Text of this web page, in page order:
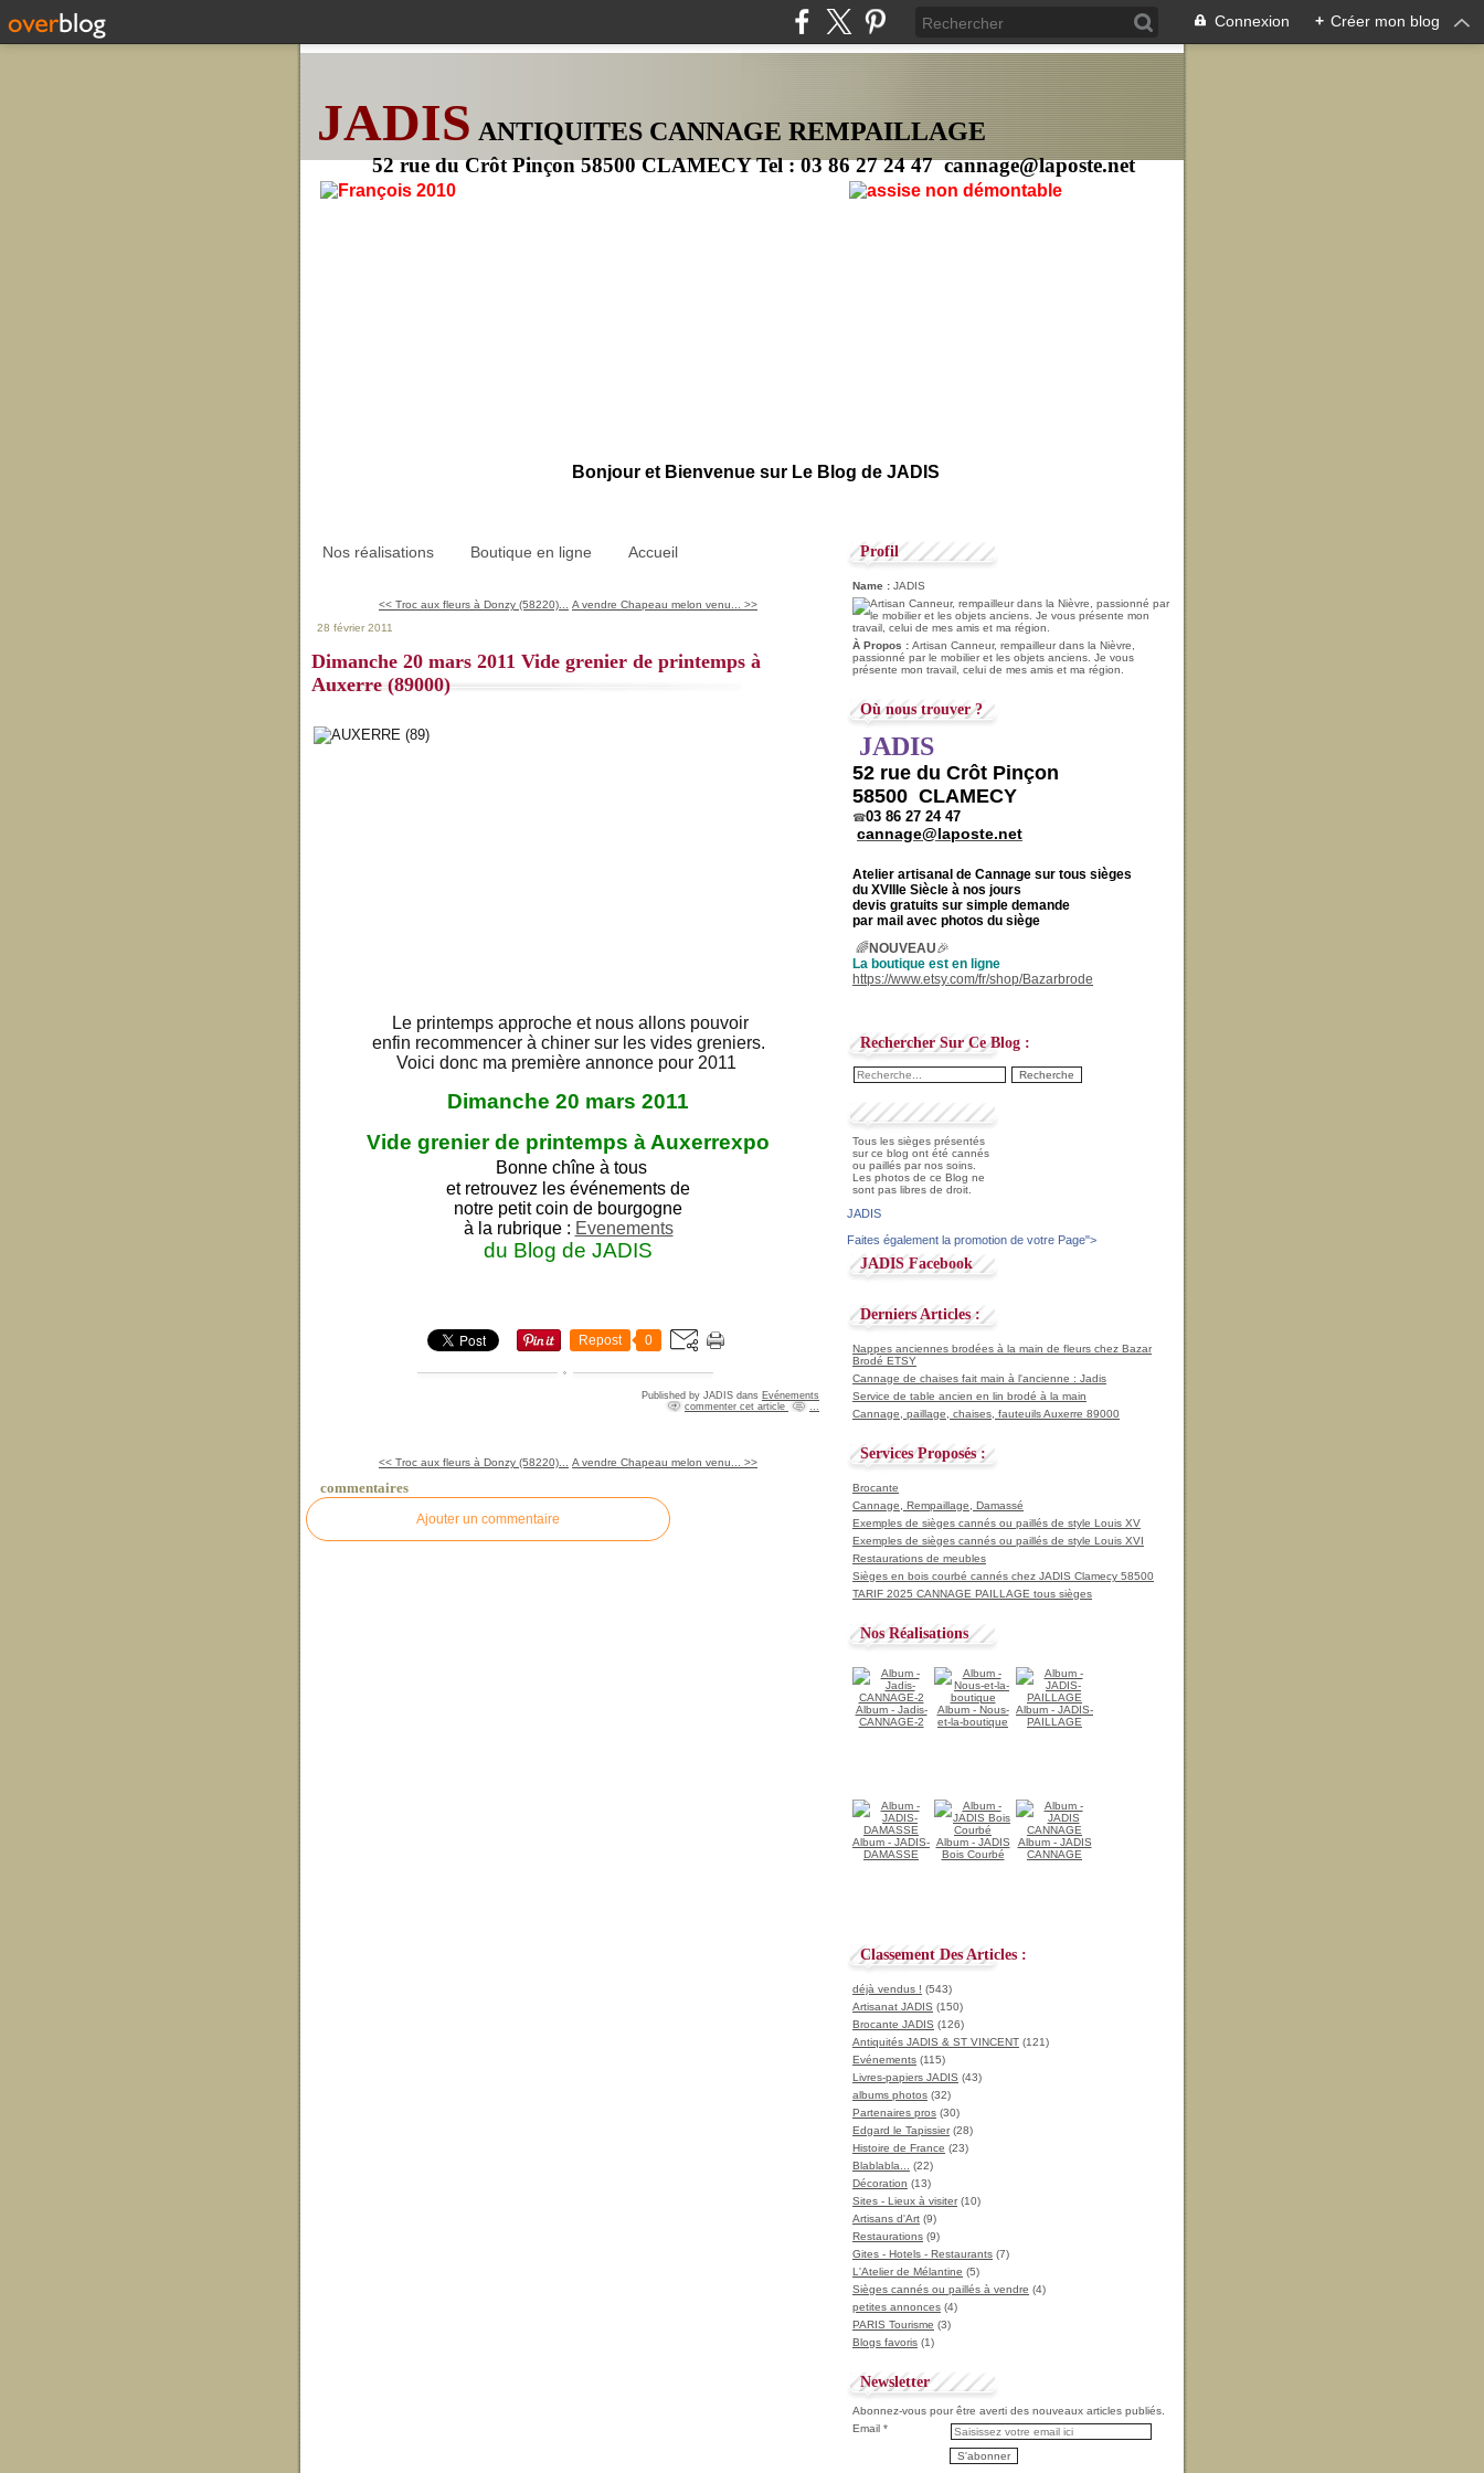
Connexion + Créer mon blog
JADIS ANTIQUITES CANNAGE REMPAILLAGE
52 rue du Crôt Pinçon 58500 CLAMECY Tel : 03 86 27 24 47 cannage@laposte.net
Bonjour et Bienvenue sur Le Blog de JADIS
Nos réalisations Boutique en ligne Accueil
<< Troc aux fleurs à Donzy (58220)...
A vendre Chapeau melon venu... >>
28 février 2011
Dimanche 20 mars 2011 Vide grenier de printemps à
Auxerre (89000)
Le printemps approche et nous allons pouvoir
enfin recommencer à chiner sur les vides greniers.
Voici donc ma première annonce pour 2011
Dimanche 20 mars 2011
Vide grenier de printemps à Auxerrexpo
Bonne chîne à tous
et retrouvez les événements de
notre petit coin de bourgogne
à la rubrique : Evenements
du Blog de JADIS
Repost 0
Published by JADIS dans Evénements
commenter cet article
<< Troc aux fleurs à Donzy (58220)... A vendre Chapeau melon venu... >>
commentaires
Ajouter un commentaire
Profil
Name : JADIS
À Propos : Artisan Canneur, rempailleur dans la Nièvre,
passionné par le mobilier et les objets anciens. Je vous
présente mon travail, celui de mes amis et ma région.
Où nous trouver ?
JADIS
52 rue du Crôt Pinçon
58500 CLAMECY
☎03 86 27 24 47
cannage@laposte.net
Atelier artisanal de Cannage sur tous sièges
du XVIIIe Siècle à nos jours
devis gratuits sur simple demande
par mail avec photos du siège
🌈NOUVEAU🎉
La boutique est en ligne
https://www.etsy.com/fr/shop/Bazarbrode
Rechercher Sur Ce Blog :
Tous les sièges présentés
sur ce blog ont été cannés
ou paillés par nos soins.
Les photos de ce Blog ne
sont pas libres de droit.
JADIS
Faites également la promotion de votre Page">
JADIS Facebook
Derniers Articles :
Nappes anciennes brodées à la main de fleurs chez Bazar
Brodé ETSY
Cannage de chaises fait main à l'ancienne : Jadis
Service de table ancien en lin brodé à la main
Cannage, paillage, chaises, fauteuils Auxerre 89000
Services Proposés :
Brocante
Cannage, Rempaillage, Damassé
Exemples de sièges cannés ou paillés de style Louis XV
Exemples de sièges cannés ou paillés de style Louis XVI
Restaurations de meubles
Sièges en bois courbé cannés chez JADIS Clamecy 58500
TARIF 2025 CANNAGE PAILLAGE tous sièges
Nos Réalisations
Album - Jadis-
CANNAGE-2
Album - Nous-
et-la-boutique
Album - JADIS-
PAILLAGE
Album - JADIS-
DAMASSE
Album - JADIS
Bois Courbé
Album - JADIS
CANNAGE
Classement Des Articles :
déjà vendus ! (543)
Artisanat JADIS (150)
Brocante JADIS (126)
Antiquités JADIS & ST VINCENT (121)
Evénements (115)
Livres-papiers JADIS (43)
albums photos (32)
Partenaires pros (30)
Edgard le Tapissier(28)
Histoire de France (23)
Blablabla...
(22)
Décoration (13)
Sites - Lieux à visiter(10)
Artisans d'Art (9)
Restaurations (9)
Gites - Hotels - Restaurants (7)
L'Atelier de Mélantine (5)
Sièges cannés ou paillés à vendre (4)
petites annonces (4)
PARIS Tourisme (3)
Blogs favoris (1)
Newsletter
Abonnez-vous pour être averti des nouveaux articles publiés.
Email